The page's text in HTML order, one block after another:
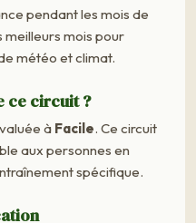
pendant les mois de
meilleurs mois pour
météo et climat.
ce circuit ?
à Facile. Ce circuit
aux personnes en
spécifique.